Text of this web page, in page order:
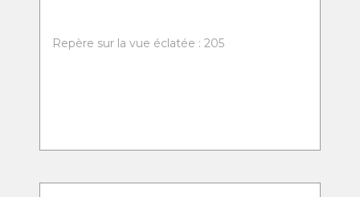
Repère sur la vue éclatée : 205